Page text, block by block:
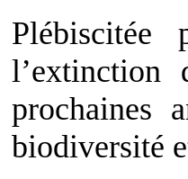
l’extinction
prochaines
biodiversité